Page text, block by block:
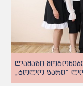
ლამაზი
„ბოლო ზარი“